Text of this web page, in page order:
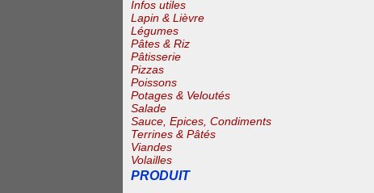
Infos utiles
Lapin & Lièvre
Légumes
Pâtes & Riz
Pâtisserie
Pizzas
Poissons
Potages & Veloutés
Salade
Sauce, Epices, Condiments
Terrines & Pâtés
Viandes
Volailles
PRODUIT